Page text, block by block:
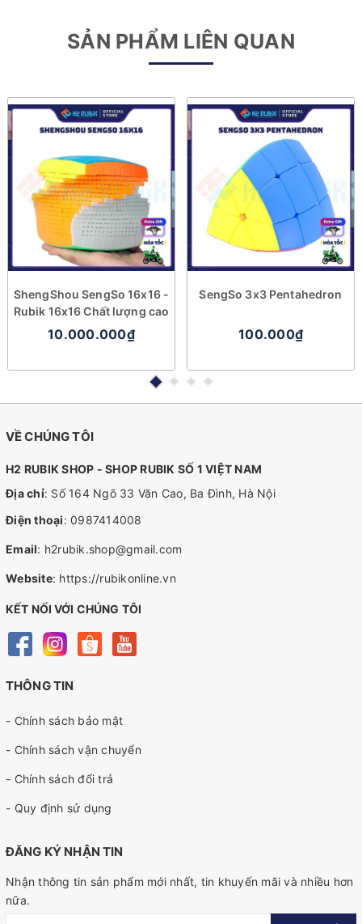
SẢN PHẨM LIÊN QUAN
ShengShou SengSo 16x16 -
Rubik 16x16 Chất lượng cao
10.000.000₫
SengSo 3x3 Pentahedron
100.000₫
VỀ CHÚNG TÔI
H2 RUBIK SHOP - SHOP RUBIK SỐ 1 VIỆT NAM
Địa chỉ: Số 164 Ngõ 33 Văn Cao, Ba Đình, Hà Nội
Điện thoại: 0987414008
Email: h2rubik.shop@gmail.com
Website: https://rubikonline.vn
KẾT NỐI VỚI CHÚNG TÔI
THÔNG TIN
- Chính sách bảo mật
- Chính sách vận chuyển
- Chính sách đổi trả
- Quy định sử dụng
ĐĂNG KÝ NHẬN TIN
Nhận thông tin sản phẩm mới nhất, tin khuyến mãi và nhiều hơn
nữa.